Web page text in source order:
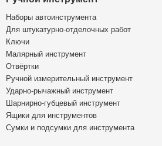
Наборы автоинструмента
Для штукатурно-отделочных работ
Ключи
Малярный инструмент
Отвёртки
Ручной измерительный инструмент
Ударно-рычажный инструмент
Шарнирно-губцевый инструмент
Ящики для инструментов
Сумки и подсумки для инструмента